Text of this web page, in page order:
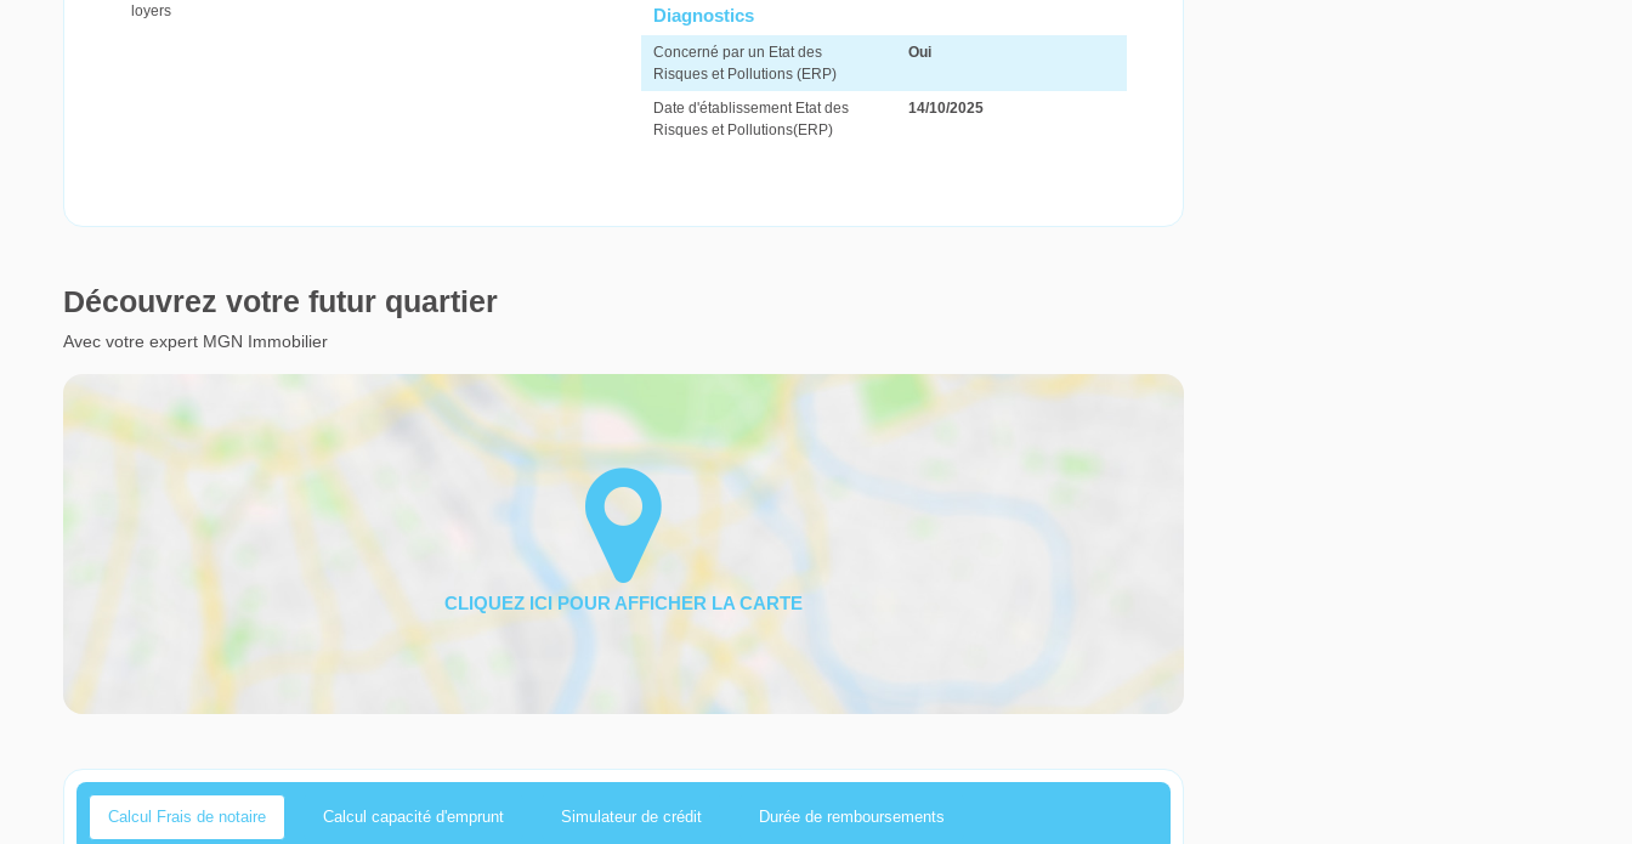
loyers
Diagnostics
Concerné par un Etat des
Risques et Pollutions (ERP)
Oui
Date d'établissement Etat des
Risques et Pollutions(ERP)
14/10/2025
Découvrez votre futur quartier
Avec votre expert MGN Immobilier
Calcul Frais de notaire Calcul capacité d'emprunt Simulateur de crédit Durée de remboursements